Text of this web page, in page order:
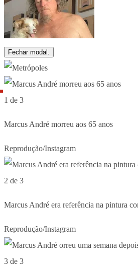
Fechar modal.
1 de 3
Marcus André morreu aos 65 anos
Reprodução/Instagram
2 de 3
Marcus André era referência na pintura
Reprodução/Instagram
3 de 3